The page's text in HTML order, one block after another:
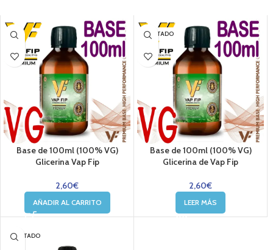
Base de 100ml (100% VG)
Glicerina Vap Fip
2,60€
AÑADIR AL CARRITO
AGOTADO
Base de 100ml (100% VG)
Glicerina de Vap Fip
2,60€
LEER MÁS
AGOTADO